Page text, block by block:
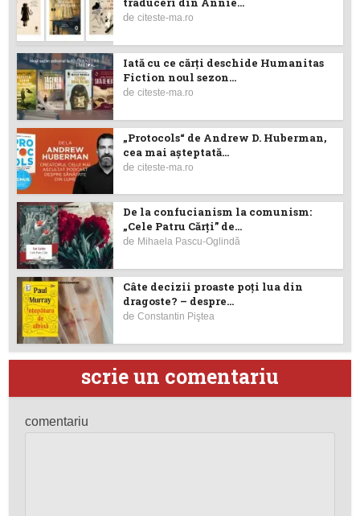
deciteste-ma.ro
Iată cu ce cărţi deschide Humanitas
Fiction noul sezon...
deciteste-ma.ro
„Protocols“ de Andrew D. Huberman,
cea mai așteptată...
deciteste-ma.ro
De la confucianism la comunism:
„Cele Patru Cărți” de...
de Mihaela Pascu-Oglindă
Câte decizii proaste poţi lua din
dragoste? – despre...
deConstantin Piştea
scrie un comentariu
comentariu